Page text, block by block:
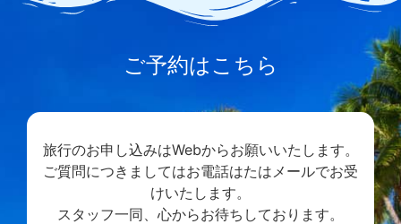
ご予約はこちら
旅行のお申し込みはWebからお願いいたします。
ご質問につきましてはお電話はたはメールでお受
けいたします。
スタッフ一同、心からお待ちしております。